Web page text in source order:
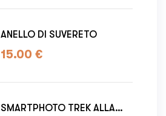
ANELLO DI SUVERETO
15.00 €
SMARTPHOTO TREK ALLA